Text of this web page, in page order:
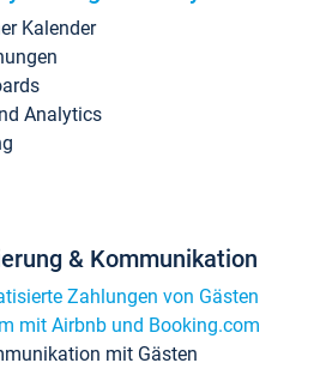
Kalender
Analytics
& Kommunikation
Zahlungen von Gästen
mit Airbnb und Booking.com
mit Gästen